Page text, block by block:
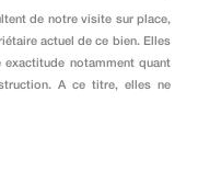
de notre visite sur place,
actuel de ce bien. Elles
exactitude notamment quant
A ce titre, elles ne